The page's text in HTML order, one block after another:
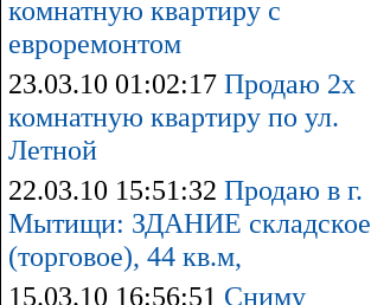
комнатную квартиру с
евроремонтом
23.03.10 01:02:17 Продаю 2х
комнатную квартиру по ул.
Летной
22.03.10 15:51:32 Продаю в г.
Мытищи: ЗДАНИЕ складское
(торговое), 44 кв.м,
15.03.10 16:56:51 Сниму